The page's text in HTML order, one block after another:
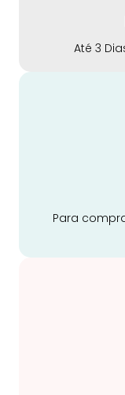
Até 3
Para